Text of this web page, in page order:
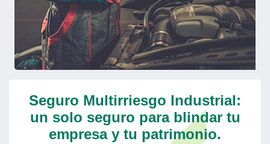
Seguro Multirriesgo Industrial:
un solo seguro para blindar tu
empresa y tu patrimonio.